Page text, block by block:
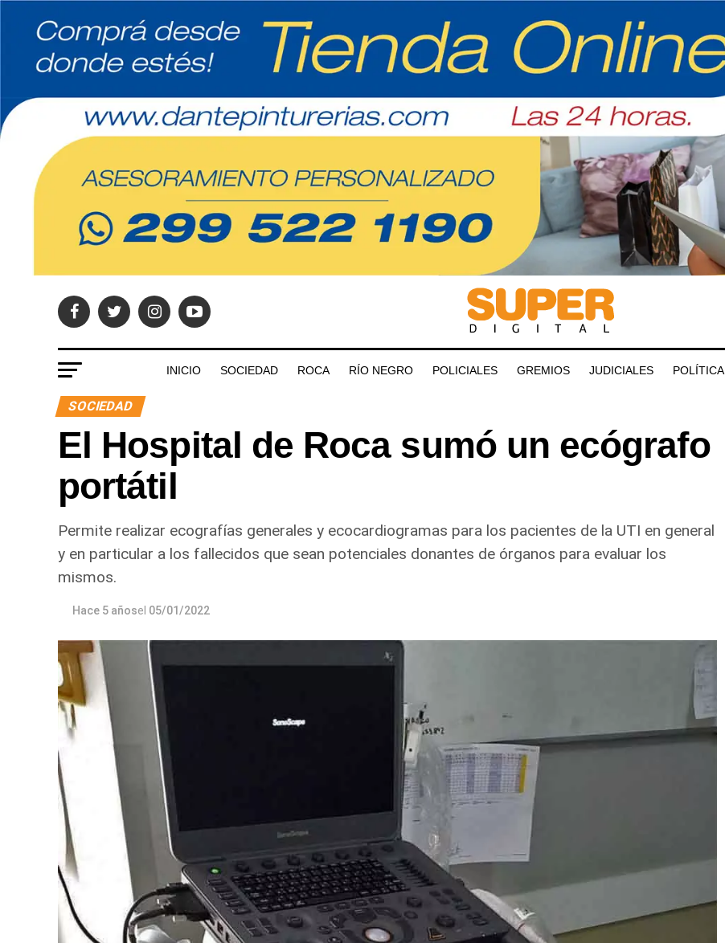
INICIO SOCIEDAD ROCA RÍO NEGRO POLICIALES GREMIOS JUDICIALES POLÍTICA
SOCIEDAD
El Hospital de Roca sumó un ecógrafo
portátil
Permite realizar ecografías generales y ecocardiogramas para los pacientes de la UTI en general
y en particular a los fallecidos que sean potenciales donantes de órganos para evaluar los
mismos.
Hace 5 añosel 05/01/2022